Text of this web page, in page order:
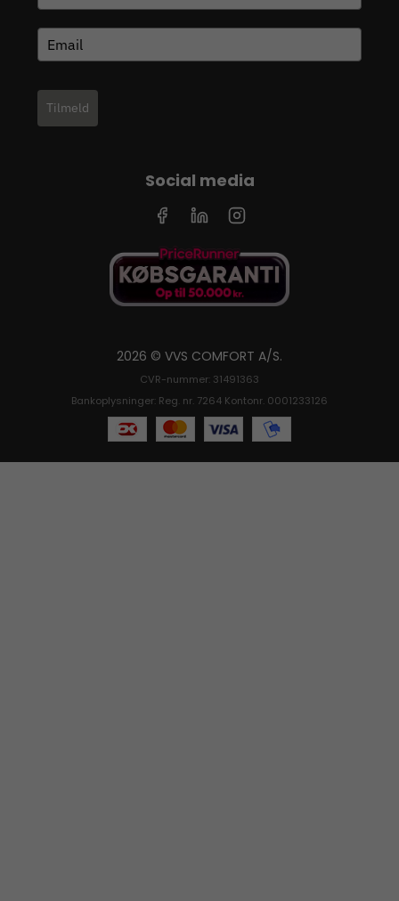
Tilmeld
Social media
2026 © VVS COMFORT A/S.
CVR-nummer: 31491363
Bankoplysninger: Reg. nr. 7264 Kontonr. 0001233126